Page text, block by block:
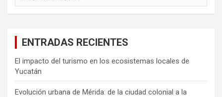
ENTRADAS RECIENTES
El impacto del turismo en los ecosistemas locales de
Yucatán
Evolución urbana de Mérida: de la ciudad colonial a la